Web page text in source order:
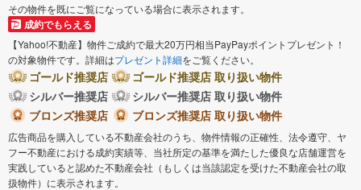
その物件を既にご覧になっている場合に表示されます。
成約でもらえる
【Yahoo!不動産】物件ご成約で最大20万円相当PayPayポイントプレゼント！
の対象物件です。詳細はプレゼント詳細をご覧ください。
ゴールド推奨店
ゴールド推奨店 取り扱い物件
シルバー推奨店
シルバー推奨店 取り扱い物件
ブロンズ推奨店
ブロンズ推奨店 取り扱い物件
広告商品を購入している不動産会社のうち、物件情報の正確性、法令遵守、ヤ
フー不動産における成約実績等、当社所定の基準を満たした優良な店舗運営を
実践していると認めた不動産会社（もしくは当該認定を受けた不動産会社の取
扱物件）に表示されます。